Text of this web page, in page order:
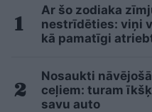
Ar šo zodiaka
nestrīdēties: viņi
kā pamatīgi
Nosaukti
ceļiem: turam
savu auto